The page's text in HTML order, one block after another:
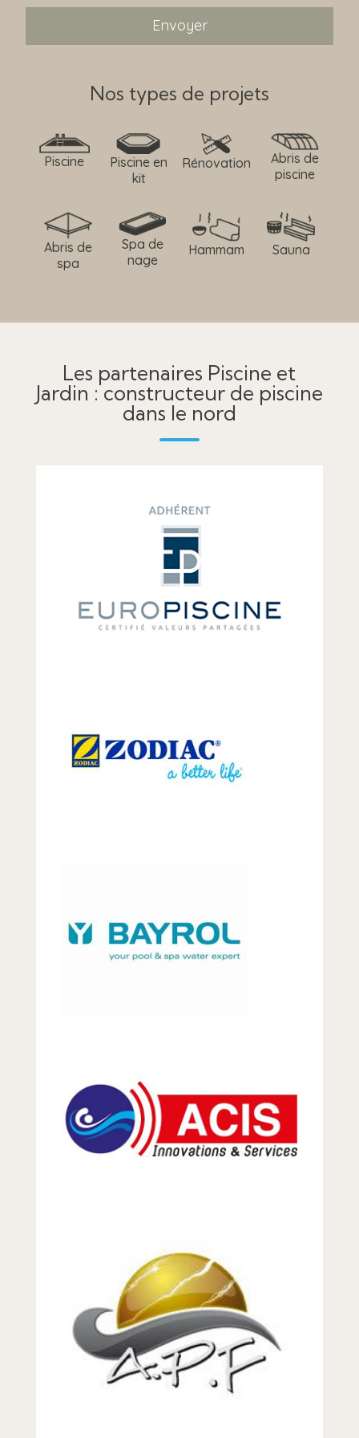
Nos types de projets
Piscine
Piscine en
kit
Rénovation
Abris de
piscine
Abris de
spa
Spa de
nage
Hammam Sauna
Les partenaires Piscine et
Jardin : constructeur de piscine
dans le nord